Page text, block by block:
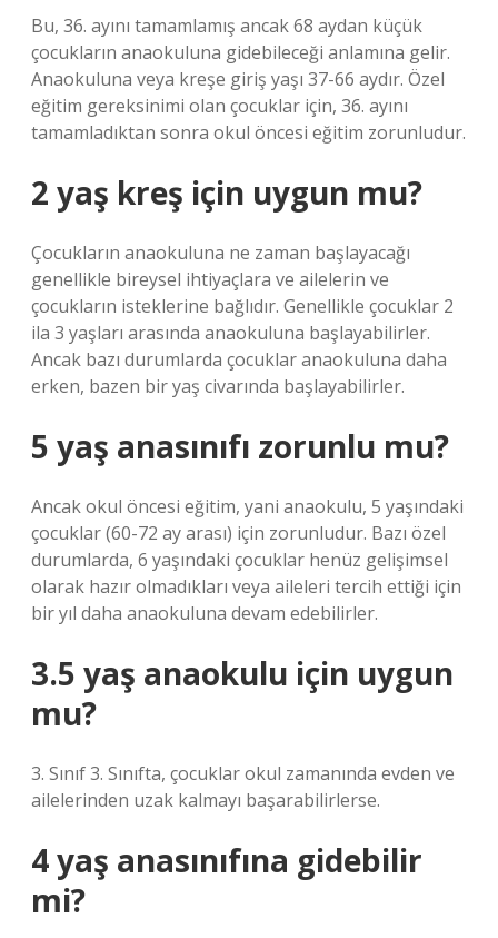
Bu, 36. ayını tamamlamış ancak 68 aydan küçük
çocukların anaokuluna gidebileceği anlamına gelir.
Anaokuluna veya kreşe giriş yaşı 37-66 aydır. Özel
eğitim gereksinimi olan çocuklar için, 36. ayını
tamamladıktan sonra okul öncesi eğitim zorunludur.
2 yaş kreş için uygun mu?
Çocukların anaokuluna ne zaman başlayacağı
genellikle bireysel ihtiyaçlara ve ailelerin ve
çocukların isteklerine bağlıdır. Genellikle çocuklar 2
ila 3 yaşları arasında anaokuluna başlayabilirler.
Ancak bazı durumlarda çocuklar anaokuluna daha
erken, bazen bir yaş civarında başlayabilirler.
5 yaş anasınıfı zorunlu mu?
Ancak okul öncesi eğitim, yani anaokulu, 5 yaşındaki
çocuklar (60-72 ay arası) için zorunludur. Bazı özel
durumlarda, 6 yaşındaki çocuklar henüz gelişimsel
olarak hazır olmadıkları veya aileleri tercih ettiği için
bir yıl daha anaokuluna devam edebilirler.
3.5 yaş anaokulu için uygun
mu?
3. Sınıf 3. Sınıfta, çocuklar okul zamanında evden ve
ailelerinden uzak kalmayı başarabilirlerse.
4 yaş anasınıfına gidebilir
mi?